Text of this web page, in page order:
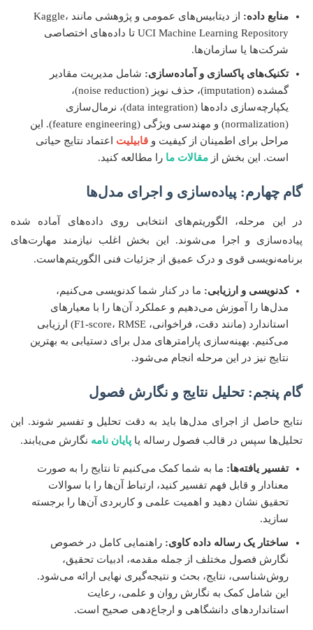
منابع داده:
از دیتابیس‌های عمومی و پژوهشی مانند Kaggle،
UCI Machine Learning Repository تا داده‌های اختصاصی
شرکت‌ها یا سازمان‌ها.
تکنیک‌های پاکسازی و آماده‌سازی: شامل مدیریت مقادیر
گمشده (imputation)، حذف نویز (noise reduction)،
یکپارچه‌سازی داده‌ها (data integration)، نرمال‌سازی
(normalization) و مهندسی ویژگی (feature engineering). این
مراحل برای اطمینان از کیفیت و قابیلیت اعتماد نتایج حیاتی
است. این بخش از مقالات ما را مطالعه کنید.
گام چهارم: پیاده‌سازی و اجرای مدل‌ها
در این مرحله، الگوریتم‌های انتخابی روی داده‌های آماده شده
پیاده‌سازی و اجرا می‌شوند. این بخش اغلب نیازمند مهارت‌های
برنامه‌نویسی قوی و درک عمیق از جزئیات فنی الگوریتم‌هاست.
کدنویسی و ارزیابی: ما در کنار شما کدنویسی می‌کنیم،
مدل‌ها را آموزش می‌دهیم و عملکرد آن‌ها را با معیارهای
استاندارد (مانند دقت، فراخوانی، F1-score، RMSE) ارزیابی
می‌کنیم. بهینه‌سازی پارامترهای مدل برای دستیابی به بهترین
نتایج نیز در این مرحله انجام می‌شود.
گام پنجم: تحلیل نتایج و نگارش فصول
نتایج حاصل از اجرای مدل‌ها باید به دقت تحلیل و تفسیر شوند. این
تحلیل‌ها سپس در قالب فصول رساله یا پایان نامه نگارش می‌یابند.
تفسیر یافته‌ها: ما به شما کمک می‌کنیم تا نتایج را به صورت
معنادار و قابل فهم تفسیر کنید، ارتباط آن‌ها را با سوالات
تحقیق نشان دهید و اهمیت علمی و کاربردی آن‌ها را برجسته
سازید.
ساختار یک رساله داده کاوی: راهنمایی کامل در خصوص
نگارش فصول مختلف از جمله مقدمه، ادبیات تحقیق،
روش‌شناسی، نتایج، بحث و نتیجه‌گیری نهایی ارائه می‌شود.
این شامل کمک به نگارش روان و علمی، رعایت
استانداردهای دانشگاهی و ارجاع‌دهی صحیح است.